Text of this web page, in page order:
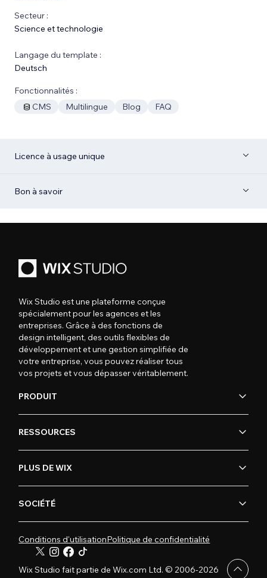
Secteur :
Science et technologie
Langage du template :
Deutsch
Fonctionnalités :
CMS
Multilingue Blog FAQ
Licence à usage unique
Bon à savoir
Wix Studio est une plateforme conçue
spécialement pour les agences et les
entreprises. Grâce à des fonctions de
design intelligent, des outils flexibles de
développement et une gestion simplifiée de
votre entreprise, vous pouvez réaliser tous
vos projets et vous dépasser véritablement.
PRODUIT
RESSOURCES
PLUS DE WIX
SOCIÉTÉ
Conditions d'utilisationPolitique de confidentialité
Wix Studio fait partie de Wix.com Ltd. © 2006-2026